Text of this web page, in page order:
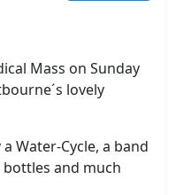
Mass on Sunday
lovely
Water-Cycle, a band
and much